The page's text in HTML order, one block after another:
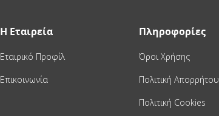
Η Εταιρεία
Εταιρικό Προφίλ
Επικοινωνία
Πληροφορίες
Όροι Χρήσης
Πολιτική Απορρήτου
Πολιτική Cookies